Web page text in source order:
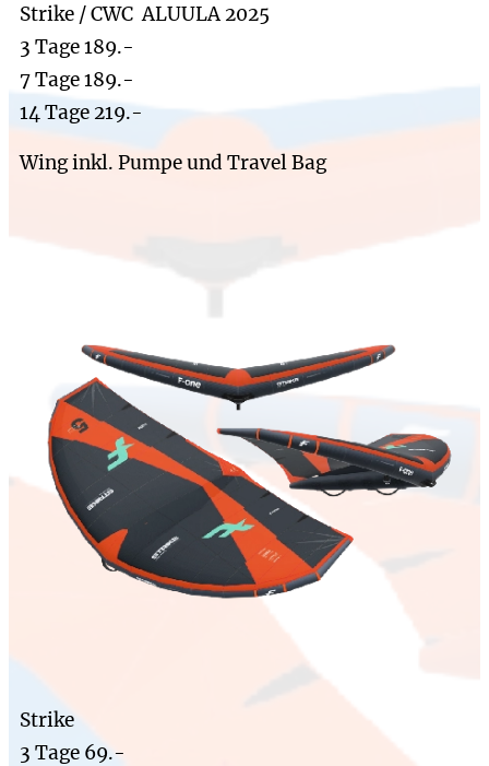
Strike / CWC ALUULA 2025
3 Tage 189.-
7 Tage 189.-
14 Tage 219.-
Wing inkl. Pumpe und Travel Bag
Strike
3 Tage 69.-